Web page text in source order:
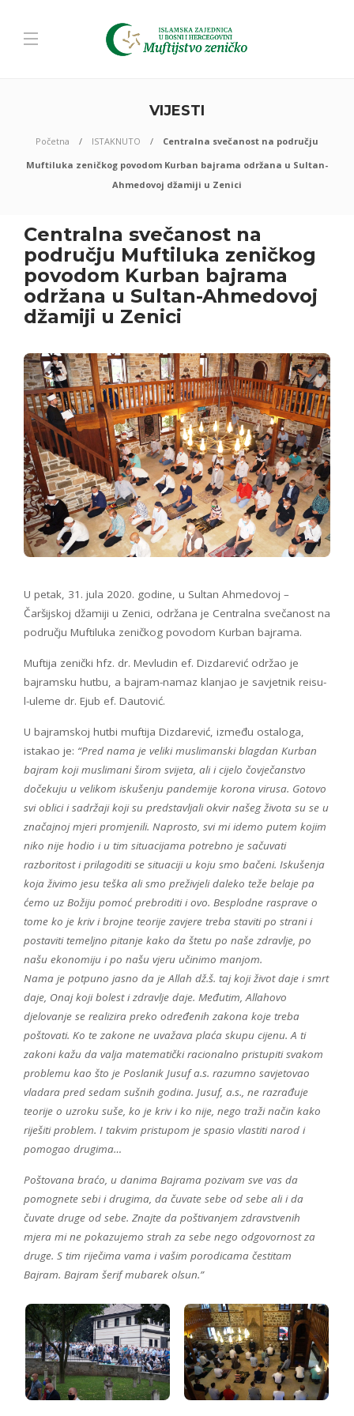
VIJESTI
Početna ISTAKNUTO
Centralna svečanost na području
Muftiluka zeničkog povodom Kurban bajrama održana u Sultan-
Ahmedovoj džamiji u Zenici
Centralna svečanost na
području Muftiluka zeničkog
povodom Kurban bajrama
održana u Sultan-Ahmedovoj
džamiji u Zenici
U petak, 31. jula 2020. godine, u Sultan Ahmedovoj –
Čaršijskoj džamiji u Zenici, održana je Centralna svečanost na
području Muftiluka zeničkog povodom Kurban bajrama.
Muftija zenički hfz. dr. Mevludin ef. Dizdarević održao je
bajramsku hutbu, a bajram-namaz klanjao je savjetnik reisu-
l-uleme dr. Ejub ef. Dautović.
U bajramskoj hutbi muftija Dizdarević, između ostaloga,
istakao je: “Pred nama je veliki muslimanski blagdan Kurban
bajram koji muslimani širom svijeta, ali i cijelo čovječanstvo
dočekuju u velikom iskušenju pandemije korona virusa. Gotovo
svi oblici i sadržaji koji su predstavljali okvir našeg života su se u
značajnoj mjeri promjenili. Naprosto, svi mi idemo putem kojim
niko nije hodio i u tim situacijama potrebno je sačuvati
razboritost i prilagoditi se situaciji u koju smo bačeni. Iskušenja
koja živimo jesu teška ali smo preživjeli daleko teže belaje pa
ćemo uz Božiju pomoć prebroditi i ovo. Besplodne rasprave o
tome ko je kriv i brojne teorije zavjere treba staviti po strani i
postaviti temeljno pitanje kako da štetu po naše zdravlje, po
našu ekonomiju i po našu vjeru učinimo manjom.
Nama je potpuno jasno da je Allah dž.š. taj koji život daje i smrt
daje, Onaj koji bolest i zdravlje daje. Međutim, Allahovo
djelovanje se realizira preko određenih zakona koje treba
poštovati. Ko te zakone ne uvažava plaća skupu cijenu. A ti
zakoni kažu da valja matematički racionalno pristupiti svakom
problemu kao što je Poslanik Jusuf a.s. razumno savjetovao
vladara pred sedam sušnih godina. Jusuf, a.s., ne razrađuje
teorije o uzroku suše, ko je kriv i ko nije, nego traži način kako
riješiti problem. I takvim pristupom je spasio vlastiti narod i
pomogao drugima…
Poštovana braćo, u danima Bajrama pozivam sve vas da
pomognete sebi i drugima, da čuvate sebe od sebe ali i da
čuvate druge od sebe. Znajte da poštivanjem zdravstvenih
mjera mi ne pokazujemo strah za sebe nego odgovornost za
druge. S tim riječima vama i vašim porodicama čestitam
Bajram. Bajram šerif mubarek olsun.”